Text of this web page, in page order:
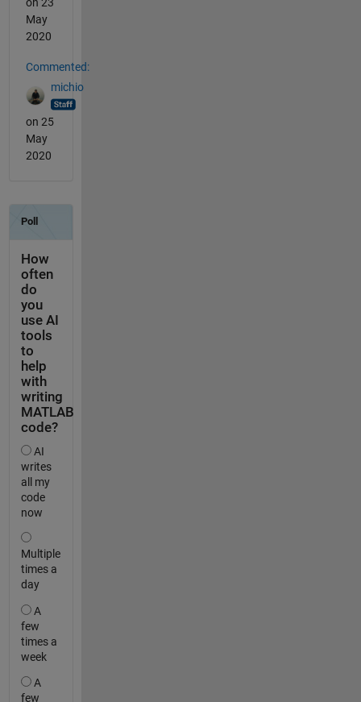
May
2020
Commented:
michio
on 25
May
2020